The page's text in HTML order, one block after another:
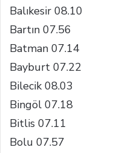
Balıkesir 08.10
Bartın 07.56
Batman 07.14
Bayburt 07.22
Bilecik 08.03
Bingöl 07.18
Bitlis 07.11
Bolu 07.57